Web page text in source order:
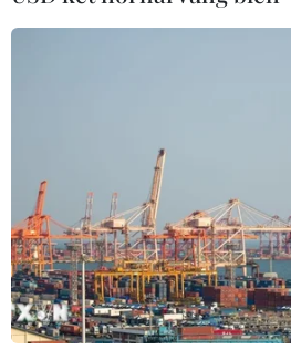
Cuba lên án Tu chính án